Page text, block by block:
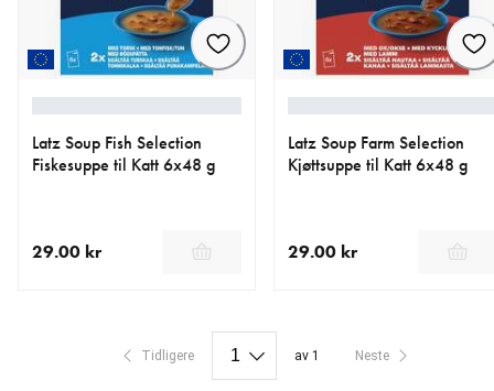
Latz Soup Fish Selection
Fiskesuppe til Katt 6x48 g
29.00 kr
Latz Soup Farm Selection
Kjøttsuppe til Katt 6x48 g
29.00 kr
Tidligere av 1 Neste